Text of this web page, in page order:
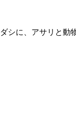
シに、アサリと動